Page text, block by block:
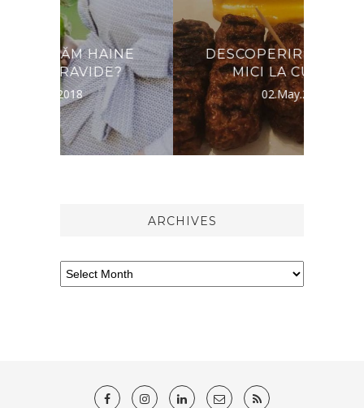
DESCOPERIREA DE IERI:
MICI LA CUPTOR.
02.May.2020
ARCHIVES